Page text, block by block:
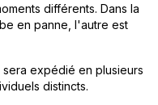
différents. Dans la
en panne, l'autre est
expédié en plusieurs
distincts.